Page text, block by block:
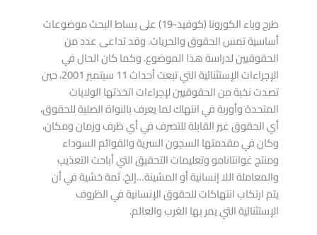
طرح وباء الكورونا (كوفيد-19) على بساط البحث موضوعات
أساسية تمس الحقوق والحريات. وقد تداعى عدد من
الحقوقيين لدراسة هذا الموضوع. وكما كان الحال في
الإجراءات الإستثنائية التي تبعت أحداث 11 سبتمبر 2001، حين
تصدت نخبة من الحقوقيين لإجراءات اتخذتها الولايات
المتحدة وأوربة في انتهاك لما يعرف بالنواة الصلبة للحقوق،
أي الحقوق غير القابلة للتصرف في أي ظرف وزمان ومكان،
وكان في مقدمتها السجون السرية والقوائم السوداء
ومنتج غوانتانامو وتعليمات التحقيق التي أباحت التعذيب
والمعاملة اللا إنسانية أو المشينة…إلخ. ثمة خشية في أن
يتم ارتكاب انتهاكات للحقوق الإنسانية في الظروف
الإستثنائية التي يمر بها الغرب والعالم.